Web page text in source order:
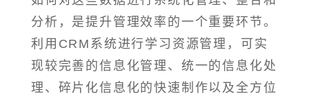
分析，是提升管理效率的一个重要环节。
利用CRM系统进行学习资源管理，可实
现较完善的信息化管理、统一的信息化处
理、碎片化信息化的快速制作以及全方位